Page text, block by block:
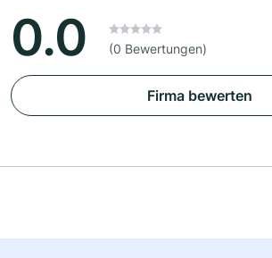
0.0 (0 Bewertungen)
Firma bewerten